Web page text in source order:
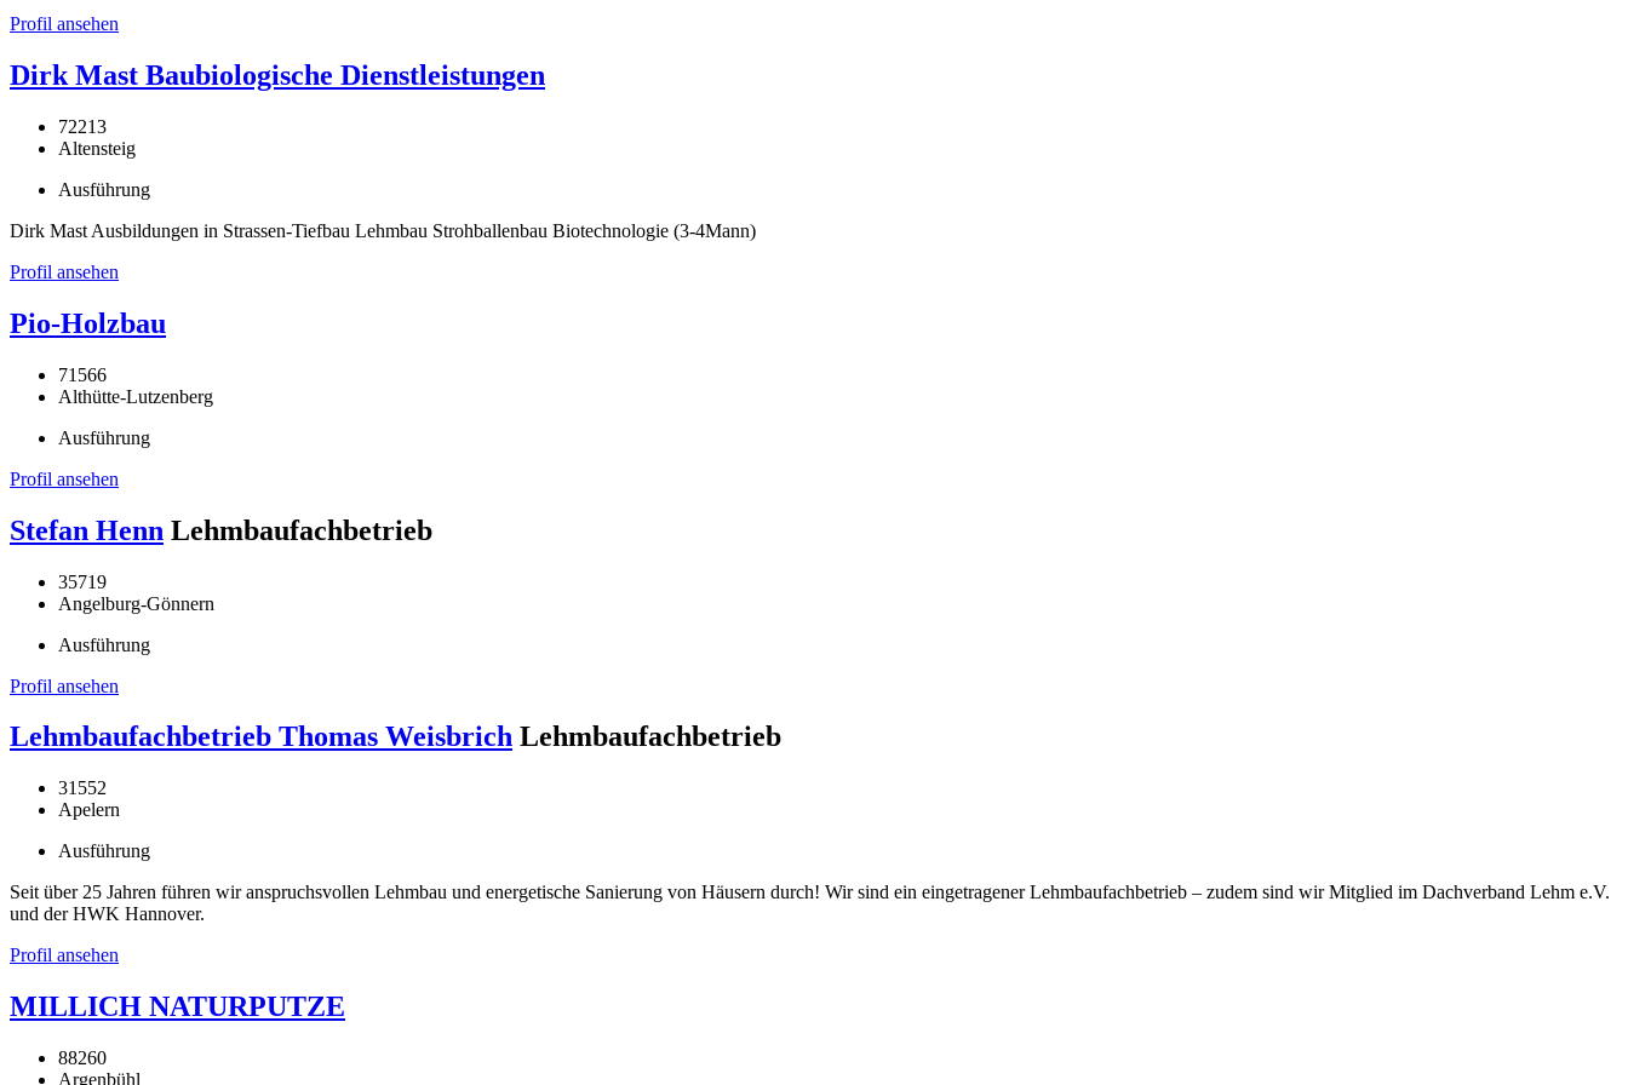
Profil ansehen
Dirk Mast Baubiologische Dienstleistungen
72213
Altensteig
Ausführung
Dirk Mast Ausbildungen in Strassen-Tiefbau Lehmbau Strohballenbau Biotechnologie (3-4Mann)
Profil ansehen
Pio-Holzbau
71566
Althütte-Lutzenberg
Ausführung
Profil ansehen
Stefan Henn Lehmbaufachbetrieb
35719
Angelburg-Gönnern
Ausführung
Profil ansehen
Lehmbaufachbetrieb Thomas Weisbrich Lehmbaufachbetrieb
31552
Apelern
Ausführung
Seit über 25 Jahren führen wir anspruchsvollen Lehmbau und energetische Sanierung von Häusern durch! Wir sind ein eingetragener Lehmbaufachbetrieb – zudem sind wir Mitglied im Dachverband Lehm e.V.
und der HWK Hannover.
Profil ansehen
MILLICH NATURPUTZE
88260
Argenbühl